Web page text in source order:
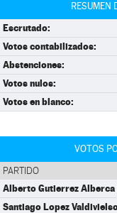
RESUMEN
Escrutado:
Votos contabilizados:
Abstenciones:
Votos nulos:
Votos en blanco:
VOTOS
PARTIDO
Alberto Gutierrez Alberca
Santiago Lopez